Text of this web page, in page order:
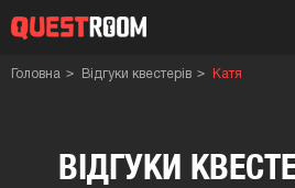
Головна Відгуки квестерів Катя
ВІДГУКИ